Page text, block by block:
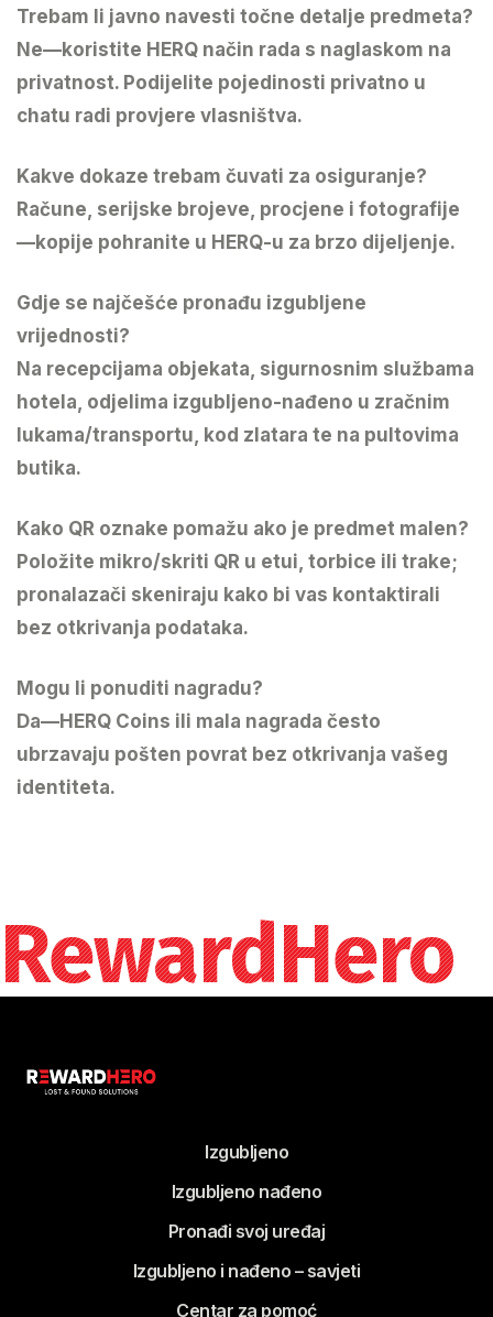
Trebam li javno navesti točne detalje predmeta?
Ne—koristite HERQ način rada s naglaskom na
privatnost. Podijelite pojedinosti privatno u
chatu radi provjere vlasništva.
Kakve dokaze trebam čuvati za osiguranje?
Račune, serijske brojeve, procjene i fotografije
—kopije pohranite u HERQ-u za brzo dijeljenje.
Gdje se najčešće pronađu izgubljene
vrijednosti?
Na recepcijama objekata, sigurnosnim službama
hotela, odjelima izgubljeno-nađeno u zračnim
lukama/transportu, kod zlatara te na pultovima
butika.
Kako QR oznake pomažu ako je predmet malen?
Položite mikro/skriti QR u etui, torbice ili trake;
pronalazači skeniraju kako bi vas kontaktirali
bez otkrivanja podataka.
Mogu li ponuditi nagradu?
Da—HERQ Coins ili mala nagrada često
ubrzavaju pošten povrat bez otkrivanja vašeg
identiteta.
RewardHero
Izgubljeno
Izgubljeno nađeno
Pronađi svoj uređaj
Izgubljeno i nađeno – savjeti
Centar za pomoć